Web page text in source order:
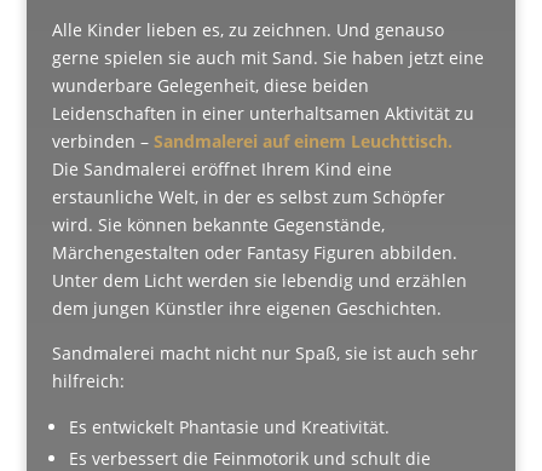
Alle Kinder lieben es, zu zeichnen. Und genauso
gerne spielen sie auch mit Sand. Sie haben jetzt eine
wunderbare Gelegenheit, diese beiden
Leidenschaften in einer unterhaltsamen Aktivität zu
verbinden – Sandmalerei auf einem Leuchttisch.
Die Sandmalerei eröffnet Ihrem Kind eine
erstaunliche Welt, in der es selbst zum Schöpfer
wird. Sie können bekannte Gegenstände,
Märchengestalten oder Fantasy Figuren abbilden.
Unter dem Licht werden sie lebendig und erzählen
dem jungen Künstler ihre eigenen Geschichten.
Sandmalerei macht nicht nur Spaß, sie ist auch sehr
hilfreich:
Es entwickelt Phantasie und Kreativität.
Es verbessert die Feinmotorik und schult die